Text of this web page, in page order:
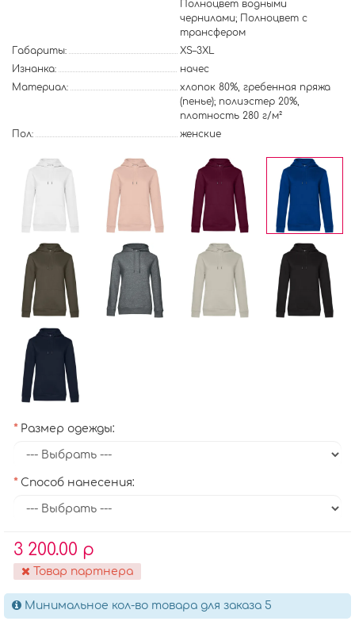
Полноцвет водными
чернилами; Полноцвет с
трансфером
Габариты:
XS–3XL
Изнанка:
начес
Материал:
хлопок 80%, гребенная пряжа
(пенье); полиэстер 20%,
плотность 280 г/м²
Пол:
женские
Размер одежды:
Способ нанесения:
3 200.00 р
Товар партнера
Минимальное кол-во товара для заказа 5